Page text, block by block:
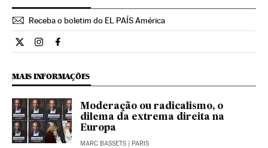
Receba o boletim do EL PAÍS América
Internacional El País Brasil en Twitter
Internacional El País Brasil en Instagram
Internacional El País Brasil en Facebook
MAIS INFORMAÇÕES
Moderação ou radicalismo, o
dilema da extrema direita na
Europa
MARC BASSETS | PARIS